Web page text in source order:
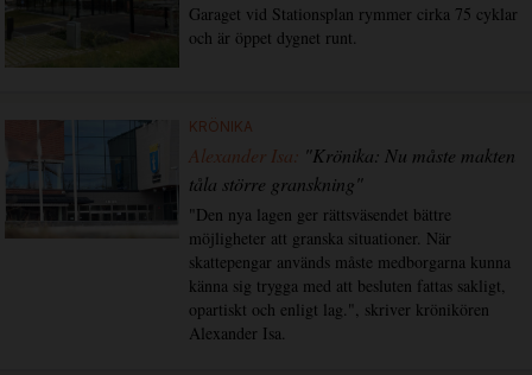
Garaget vid Stationsplan rymmer cirka 75 cyklar
och är öppet dygnet runt.
KRÖNIKA
Alexander Isa: "Krönika: Nu måste makten
tåla större granskning"
"Den nya lagen ger rättsväsendet bättre
möjligheter att granska situationer. När
skattepengar används måste medborgarna kunna
känna sig trygga med att besluten fattas sakligt,
opartiskt och enligt lag.", skriver krönikören
Alexander Isa.